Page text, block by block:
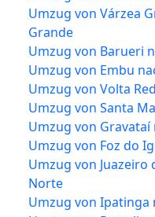
Umzug von Várzea
Grande
Umzug von Barueri
Umzug von Embu
Umzug von Volta
Umzug von Santa
Umzug von Gravataí
Umzug von Foz do
Umzug von Juazeiro
Norte
Umzug von Ipatinga